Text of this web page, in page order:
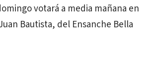
votará a media mañana en
Bautista, del Ensanche Bella